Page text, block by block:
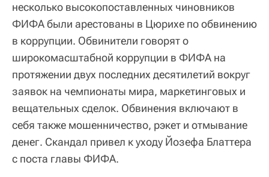
несколько высокопоставленных чиновников
ФИФА были арестованы в Цюрихе по обвинению
в коррупции. Обвинители говорят о
широкомасштабной коррупции в ФИФА на
протяжении двух последних десятилетий вокруг
заявок на чемпионаты мира, маркетинговых и
вещательных сделок. Обвинения включают в
себя также мошенничество, рэкет и отмывание
денег. Скандал привел к уходу Йозефа Блаттера
с поста главы ФИФА.